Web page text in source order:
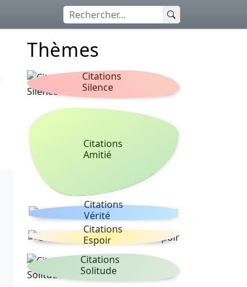
Thèmes
Citations
Silence
Citations
Amitié
Citations
Vérité
Citations
Espoir
Citations
Solitude